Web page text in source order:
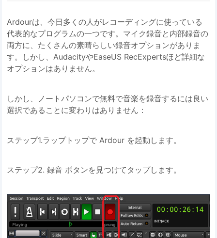
Ardourは、今日多くの人がレコーディングに使っている
代表的なプログラムの一つです。マイク録音と内部録音の
両方に、たくさんの素晴らしい録音オプションがありま
す。しかし、AudacityやEaseUS RecExpertsほど詳細な
オプションはありません。
しかし、ノートパソコンで無料で音楽を録音するには良い
選択であることに変わりはありません：
ステップ1.ラップトップで Ardour を起動します。
ステップ2. 録音 ボタンを見つけてタップします。